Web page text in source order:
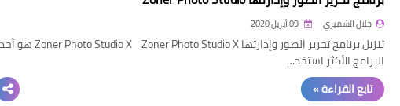
جلال الشميري
تنزيل برنامج تحرير الصور وإدارتها Zoner Photo Studio X Zoner Photo Studio X هو أحد
البرامج الأكثر استخد…
تابع القراءة »